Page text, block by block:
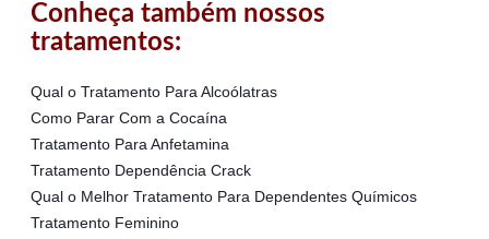
Conheça também nossos
tratamentos:
Qual o Tratamento Para Alcoólatras
Como Parar Com a Cocaína
Tratamento Para Anfetamina
Tratamento Dependência Crack
Qual o Melhor Tratamento Para Dependentes Químicos
Tratamento Feminino